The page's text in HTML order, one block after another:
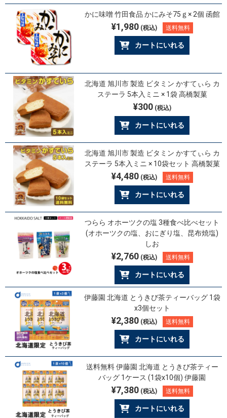
かに味噌 竹田食品 かにみそ75ｇ× 2個 函館
¥1,980(税込) 送料無料
カートにいれる
北海道 旭川市 製造 ビタミン かすてぃら カ
ステーラ 5本入ミニ × 1袋 高橋製菓
¥300(税込)
カートにいれる
北海道 旭川市 製造 ビタミン かすてぃら カ
ステーラ 5本入ミニ × 10袋セット 高橋製菓
¥4,480(税込) 送料無料
カートにいれる
つらら オホーツクの塩 3種食べ比べセット
(オホーツクの塩、おにぎり塩、昆布焼塩)
しお
¥2,760(税込) 送料無料
カートにいれる
伊藤園 北海道 とうきび茶ティーバッグ 1袋
x3個セット
¥2,380(税込) 送料無料
カートにいれる
送料無料 伊藤園 北海道 とうきび茶ティー
バッグ 1ケース (1袋x10個) 伊藤園
¥7,380(税込) 送料無料
カートにいれる